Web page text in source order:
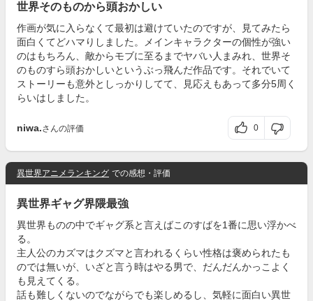
世界そのものから頭おかしい
作画が気に入らなくて最初は避けていたのですが、見てみたら
面白くてどハマりしました。メインキャラクターの個性が強い
のはもちろん、敵からモブに至るまでヤバい人まみれ、世界そ
のものすら頭おかしいというぶっ飛んだ作品です。それでいて
ストーリーも意外としっかりしてて、見応えもあって多分5周く
らいはしました。
niwa.さんの評価 0
異世界アニメランキング での感想・評価
異世界ギャグ界隈最強
異世界ものの中でギャグ系と言えばこのすばを1番に思い浮かべ
る。
主人公のカズマはクズマと言われるくらい性格は褒められたも
のでは無いが、いざと言う時はやる男で、だんだんかっこよく
も見えてくる。
話も難しくないのでながらでも楽しめるし、気軽に面白い異世